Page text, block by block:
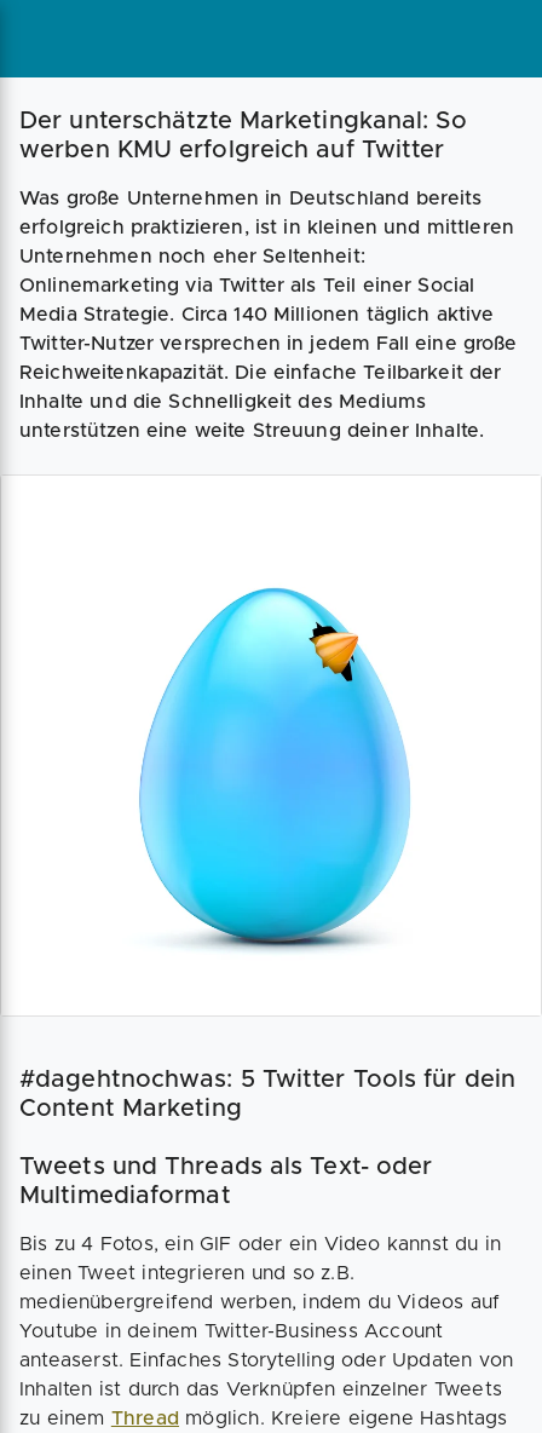
Magazin Businessplan Fördermittel
Der unterschätzte Marketingkanal: So
werben KMU erfolgreich auf Twitter
Was große Unternehmen in Deutschland bereits
erfolgreich praktizieren, ist in kleinen und mittleren
Unternehmen noch eher Seltenheit:
Onlinemarketing via Twitter als Teil einer Social
Media Strategie. Circa 140 Millionen täglich aktive
Twitter-Nutzer versprechen in jedem Fall eine große
Reichweitenkapazität. Die einfache Teilbarkeit der
Inhalte und die Schnelligkeit des Mediums
unterstützen eine weite Streuung deiner Inhalte.
#dagehtnochwas: 5 Twitter Tools für dein
Content Marketing
Tweets und Threads als Text- oder
Multimediaformat
Bis zu 4 Fotos, ein GIF oder ein Video kannst du in
einen Tweet integrieren und so z.B.
medienübergreifend werben, indem du Videos auf
Youtube in deinem Twitter-Business Account
anteaserst. Einfaches Storytelling oder Updaten von
Inhalten ist durch das Verknüpfen einzelner Tweets
zu einem Thread möglich. Kreiere eigene Hashtags